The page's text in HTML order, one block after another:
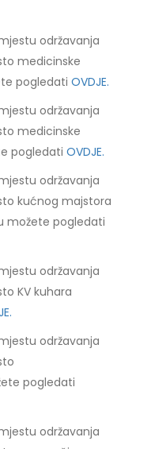
održavanja
medicinske
pogledatiOVDJE.
održavanja
medicinske
pogledatiOVDJE.
održavanja
kućnog majstora
možete pogledati
održavanja
KV kuhara
održavanja
pogledati
održavanja